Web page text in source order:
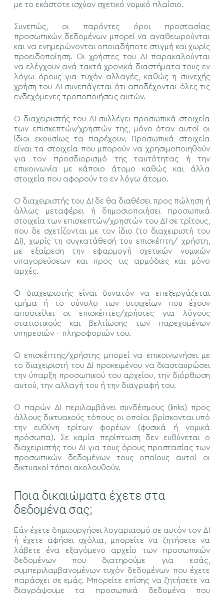
με το εκάστοτε ισχύον σχετικό νομικό πλαίσιο.
Συνεπώς, οι παρόντες όροι προστασίας
προσωπικών δεδομένων μπορεί να αναθεωρούνται
και να ενημερώνονται οποιαδήποτε στιγμή και χωρίς
προειδοποίηση. Οι χρήστες του ΔΙ παρακαλούνται
να ελέγχουν ανά τακτά χρονικά διαστήματα τους εν
λόγω όρους για τυχόν αλλαγές, καθώς η συνεχής
χρήση του ΔΙ συνεπάγεται ότι αποδέχονται όλες τις
ενδεχόμενες τροποποιήσεις αυτών.
Ο διαχειριστής του ΔΙ συλλέγει προσωπικά στοιχεία
των επισκεπτών/χρηστών της, μόνο όταν αυτοί οι
ίδιοι εκουσίως τα παρέχουν. Προσωπικά στοιχεία
είναι τα στοιχεία που μπορούν να χρησιμοποιηθούν
για τον προσδιορισμό της ταυτότητας ή την
επικοινωνία με κάποιο άτομο καθώς και άλλα
στοιχεία που αφορούν το εν λόγω άτομο.
Ο διαχειριστής του ΔΙ δε θα διαθέσει προς πώληση ή
άλλως μεταφέρει ή δημοσιοποιήσει προσωπικά
στοιχεία των επισκεπτών/χρηστών του ΔΙ σε τρίτους,
που δε σχετίζονται με τον ίδιο (το διαχειριστή του
ΔΙ), χωρίς τη συγκατάθεσή του επισκέπτη/ χρήστη,
με εξαίρεση την εφαρμογή σχετικών νομικών
υπαγορεύσεων και προς τις αρμόδιες και μόνο
αρχές.
Ο διαχειριστής είναι δυνατόν να επεξεργάζεται
τμήμα ή το σύνολο των στοιχείων που έχουν
αποστείλει οι επισκέπτες/χρήστες για λόγους
στατιστικούς και βελτίωσης των παρεχομένων
υπηρεσιών - πληροφοριών του.
Ο επισκέπτης/χρήστης μπορεί να επικοινωνήσει με
το διαχειριστή του ΔΙ προκειμένου να διασταυρώσει
την ύπαρξη προσωπικού του αρχείου, την διόρθωση
αυτού, την αλλαγή του ή την διαγραφή του.
Ο παρών ΔΙ περιλαμβάνει συνδέσμους (links) προς
άλλους δικτυακούς τόπους οι οποίοι βρίσκονται υπό
την ευθύνη τρίτων φορέων (φυσικά ή νομικά
πρόσωπα). Σε καμία περίπτωση δεν ευθύνεται ο
διαχειριστής του ΔΙ για τους όρους προστασίας των
προσωπικών δεδομένων τους οποίους αυτοί οι
δικτυακοί τόποι ακολουθούν.
Ποια δικαιώματα έχετε στα
δεδομένα σας;
Εάν έχετε δημιουργήσει λογαριασμό σε αυτόν τον ΔΙ
ή έχετε αφήσει σχόλια, μπορείτε να ζητήσετε να
λάβετε ένα εξαγόμενο αρχείο των προσωπικών
δεδομένων που διατηρούμε για εσάς,
συμπεριλαμβανομένων τυχόν δεδομένων που έχετε
παράσχει σε εμάς. Μπορείτε επίσης να ζητήσετε να
διαγράψουμε τα προσωπικά δεδομένα που